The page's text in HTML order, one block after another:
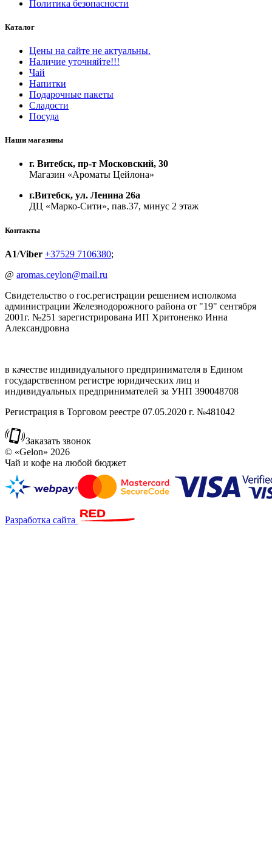
Политика безопасности
Каталог
Цены на сайте не актуальны.
Наличие уточняйте!!!
Чай
Напитки
Подарочные пакеты
Сладости
Посуда
Наши магазины
г. Витебск, пр-т Московский, 30
Магазин «Ароматы Цейлона»
г.Витебск, ул. Ленина 26а
ДЦ «Марко-Сити», пав.37, минус 2 этаж
Контакты
A1/Viber +37529 7106380;
@ aromas.ceylon@mail.ru
Свидетельство о гос.регистрации решением исполкома
администрации Железнодорожного района от "19" сентября
2001г. №251 зарегистрирована ИП Хритоненко Инна
Александровна
в качестве индивидуального предпринимателя в Едином
государственном регистре юридических лиц и
индивидуальных предпринимателей за УНП 390048708
Регистрация в Торговом реестре 07.05.2020 г. №481042
Заказать звонок
© «Gelon» 2026
Чай и кофе на любой бюджет
Разработка сайта